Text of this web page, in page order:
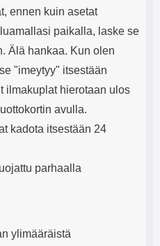
ennen kuin asetat
paikalla, laske se
Älä hankaa. Kun olen
"imeytyy" itsestään
ilmakuplat hierotaan ulos
avulla.
kadota itsestään 24
parhaalla
ylimääräistä